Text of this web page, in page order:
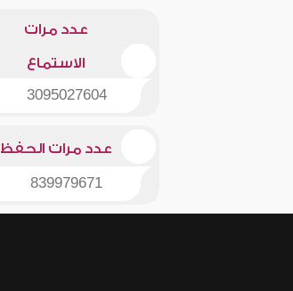
عدد مرات
الاستماع
3095027604
عدد مرات الحفظ
839979671